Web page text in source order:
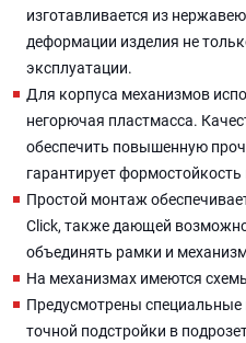
изготавливается из
деформации изделия не
эксплуатации.
Для корпуса механизмов
негорючая пластмасса.
обеспечить повышенную
гарантирует
Простой монтаж
Click, также дающей
объединять рамки и
На механизмах имеются
Предусмотрены
точной подстройки в